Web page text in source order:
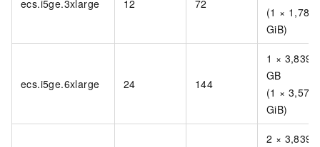
ecs.i5ge.3xlarge 12 72
(1 × 1,788
GiB)
ecs.i5ge.6xlarge 24 144
1 × 3,839
GB
(1 × 3,576
GiB)
2 × 3,839